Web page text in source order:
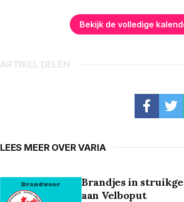
Bekijk de volledige
ARTIKEL DELEN
LEES MEER OVER VARIA
Brandjes in
aan Velboput